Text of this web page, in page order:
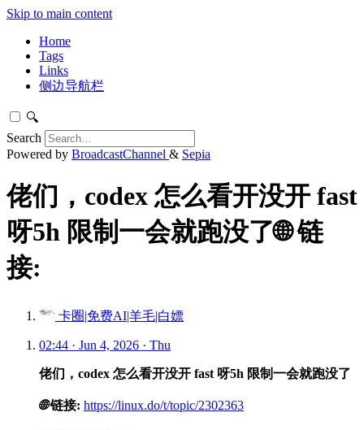
Skip to main content
Home
Tags
Links
侧边导航栏
🔍
Search
Powered by BroadcastChannel & Sepia
佬们，codex 怎么看开没开 fast
呀5h 限制一会就跑没了🌐 链
接:
卡圈|免费AI|羊毛|白嫖
02:44 · Jun 4, 2026 · Thu
佬们，codex 怎么看开没开 fast 呀5h 限制一会就跑没了
🌐 链接: https://linux.do/t/topic/2302363